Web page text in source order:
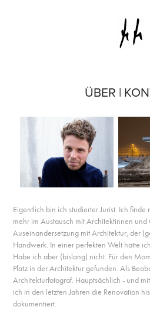
ÜBER |
Eigentlich bin ich studierter Jurist. Ich
mehr im Austausch mit Architektinnen
Auseinandersetzung mit Architektur, der
Handwerk. In einer perfekten Welt hätte
Habe ich aber (bislang) nicht. Für den
Platz in der Architektur gefunden. Als
Architekturfotograf. Hauptsächlich - und
ich in den letzten Jahren die Renovation
dokumentiert.